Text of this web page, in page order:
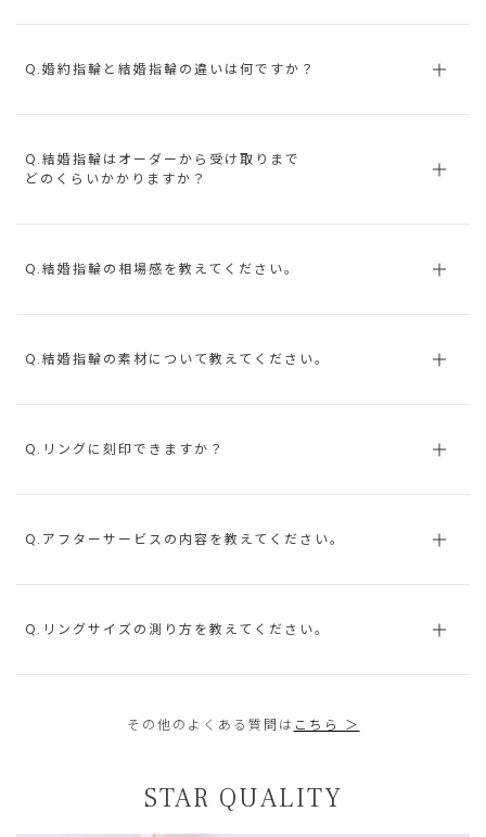
Q.婚約指輪と結婚指輪の違いは何ですか？
Q.結婚指輪はオーダーから受け取りまで
どのくらいかかりますか？
Q.結婚指輪の相場感を教えてください。
Q.結婚指輪の素材について教えてください。
Q.リングに刻印できますか？
Q.アフターサービスの内容を教えてください。
Q.リングサイズの測り方を教えてください。
その他のよくある質問は こちら ＞
STAR QUALITY